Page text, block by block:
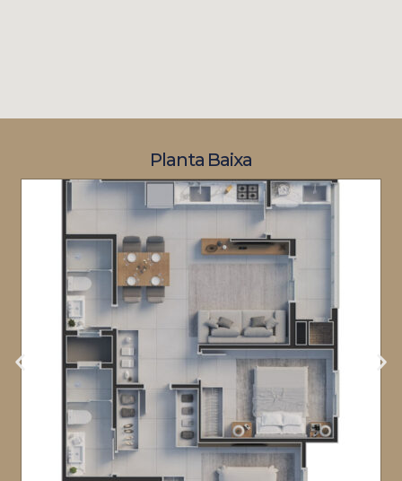
Planta Baixa